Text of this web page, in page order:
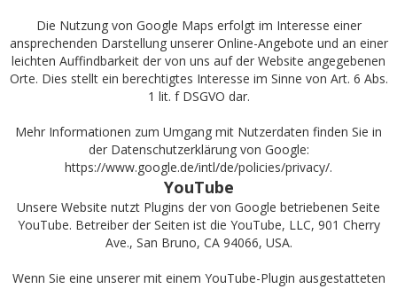
Die Nutzung von Google Maps erfolgt im Interesse einer
ansprechenden Darstellung unserer Online-Angebote und an einer
leichten Auffindbarkeit der von uns auf der Website angegebenen
Orte. Dies stellt ein berechtigtes Interesse im Sinne von Art. 6 Abs.
1 lit. f DSGVO dar.
Mehr Informationen zum Umgang mit Nutzerdaten finden Sie in
der Datenschutzerklärung von Google:
https://www.google.de/intl/de/policies/privacy/.
YouTube
Unsere Website nutzt Plugins der von Google betriebenen Seite
YouTube. Betreiber der Seiten ist die YouTube, LLC, 901 Cherry
Ave., San Bruno, CA 94066, USA.
Wenn Sie eine unserer mit einem YouTube-Plugin ausgestatteten